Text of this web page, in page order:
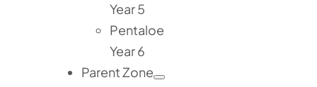
Year 5
Pentaloe
Year 6
Parent Zone